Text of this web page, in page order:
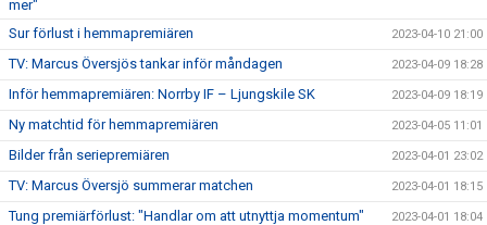
mer"
Sur förlust i hemmapremiären 2023-04-10 21:00
TV: Marcus Översjös tankar inför måndagen 2023-04-09 18:28
Inför hemmapremiären: Norrby IF – Ljungskile SK 2023-04-09 18:19
Ny matchtid för hemmapremiären 2023-04-05 11:01
Bilder från seriepremiären 2023-04-01 23:02
TV: Marcus Översjö summerar matchen 2023-04-01 18:15
Tung premiärförlust: "Handlar om att utnyttja momentum" 2023-04-01 18:04